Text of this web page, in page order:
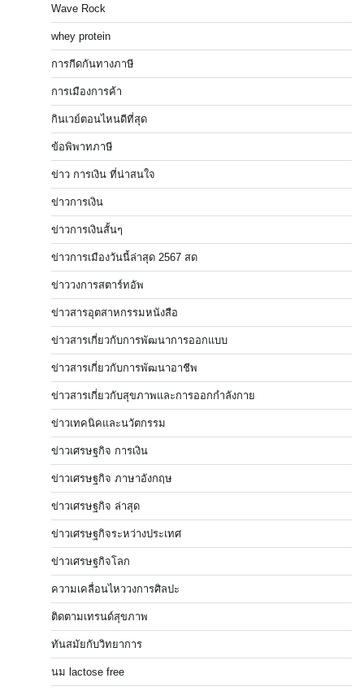
Wave Rock
whey protein
การกีดกันทางภาษี
การเมืองการค้า
กินเวย์ตอนไหนดีที่สุด
ข้อพิพาทภาษี
ข่าว การเงิน ที่น่าสนใจ
ข่าวการเงิน
ข่าวการเงินสั้นๆ
ข่าวการเมืองวันนี้ล่าสุด 2567 สด
ข่าววงการสตาร์ทอัพ
ข่าวสารอุตสาหกรรมหนังสือ
ข่าวสารเกี่ยวกับการพัฒนาการออกแบบ
ข่าวสารเกี่ยวกับการพัฒนาอาชีพ
ข่าวสารเกี่ยวกับสุขภาพและการออกกำลังกาย
ข่าวเทคนิคและนวัตกรรม
ข่าวเศรษฐกิจ การเงิน
ข่าวเศรษฐกิจ ภาษาอังกฤษ
ข่าวเศรษฐกิจ ล่าสุด
ข่าวเศรษฐกิจระหว่างประเทศ
ข่าวเศรษฐกิจโลก
ความเคลื่อนไหววงการศิลปะ
ติดตามเทรนด์สุขภาพ
ทันสมัยกับวิทยาการ
นม lactose free